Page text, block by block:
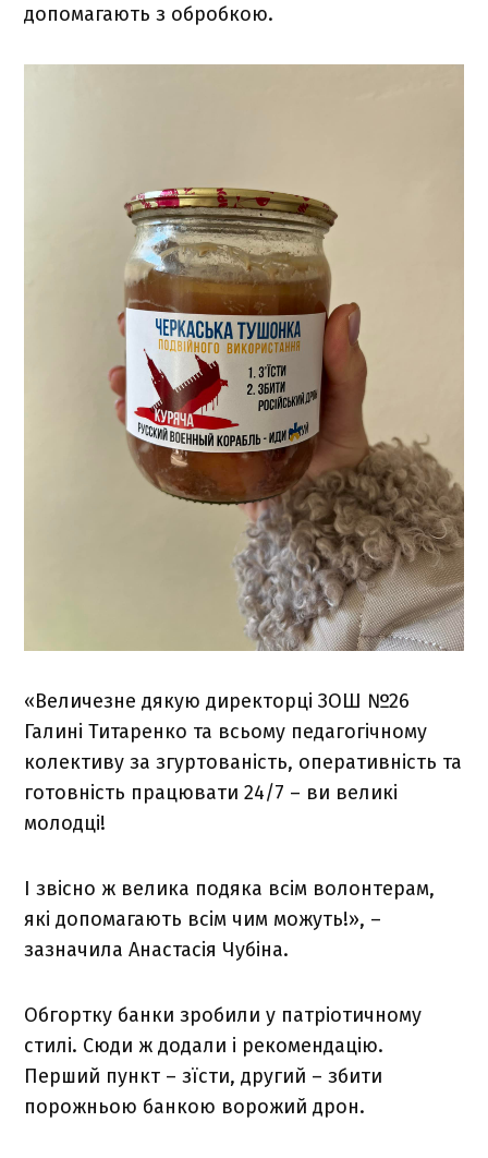
допомагають з обробкою.
«Величезне дякую директорці ЗОШ №26
Галині Титаренко та всьому педагогічному
колективу за згуртованість, оперативність та
готовність працювати 24/7 – ви великі
молодці!
І звісно ж велика подяка всім волонтерам,
які допомагають всім чим можуть!», –
зазначила Анастасія Чубіна.
Обгортку банки зробили у патріотичному
стилі. Сюди ж додали і рекомендацію.
Перший пункт – зїсти, другий – збити
порожньою банкою ворожий дрон.